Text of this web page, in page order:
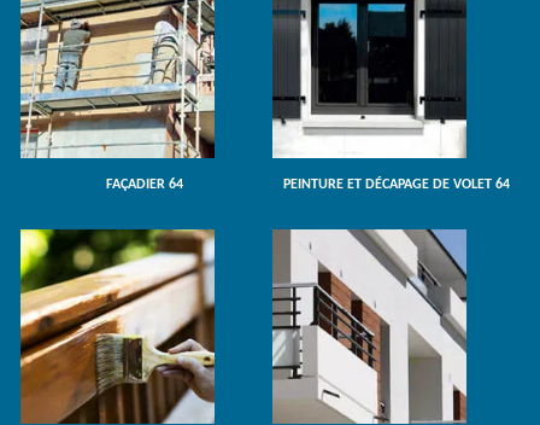
FAÇADIER 64 PEINTURE ET DÉCAPAGE DE VOLET 64